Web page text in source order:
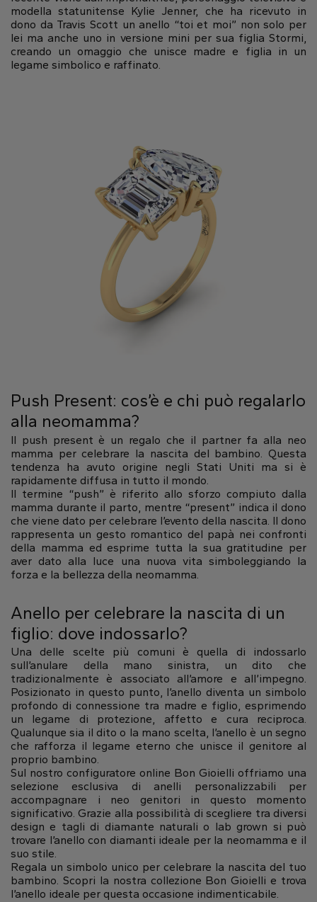
modella statunitense Kylie Jenner, che ha ricevuto in
dono da Travis Scott un anello “toi et moi” non solo per
lei ma anche uno in versione mini per sua figlia Stormi,
creando un omaggio che unisce madre e figlia in un
legame simbolico e raffinato.
Push Present: cos’è e chi può regalarlo
alla neomamma?
Il push present è un regalo che il partner fa alla neo
mamma per celebrare la nascita del bambino. Questa
tendenza ha avuto origine negli Stati Uniti ma si è
rapidamente diffusa in tutto il mondo.
Il termine “push” è riferito allo sforzo compiuto dalla
mamma durante il parto, mentre “present” indica il dono
che viene dato per celebrare l’evento della nascita. Il dono
rappresenta un gesto romantico del papà nei confronti
della mamma ed esprime tutta la sua gratitudine per
aver dato alla luce una nuova vita simboleggiando la
forza e la bellezza della neomamma.
Anello per celebrare la nascita di un
figlio: dove indossarlo?
Una delle scelte più comuni è quella di indossarlo
sull’anulare della mano sinistra, un dito che
tradizionalmente è associato all’amore e all’impegno.
Posizionato in questo punto, l’anello diventa un simbolo
profondo di connessione tra madre e figlio, esprimendo
un legame di protezione, affetto e cura reciproca.
Qualunque sia il dito o la mano scelta, l’anello è un segno
che rafforza il legame eterno che unisce il genitore al
proprio bambino.
Sul nostro configuratore online Bon Gioielli offriamo una
selezione esclusiva di anelli personalizzabili per
accompagnare i neo genitori in questo momento
significativo. Grazie alla possibilità di scegliere tra diversi
design e tagli di diamante naturali o lab grown si può
trovare l’anello con diamanti ideale per la neomamma e il
suo stile.
Regala un simbolo unico per celebrare la nascita del tuo
bambino. Scopri la nostra collezione Bon Gioielli e trova
l’anello ideale per questa occasione indimenticabile.